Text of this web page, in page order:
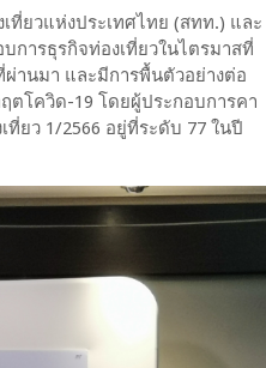
ยวแห่งประเทศไทย (สทท.) และ
การธุรกิจท่องเที่ยวในไตรมาสที่
านมา​ และมีการพื้นตัวอย่างต่อ
ตโควิด-19 โดยผู้ประกอบการคา
ยว 1/2566 อยู่ที่ระดับ 77 ในปี